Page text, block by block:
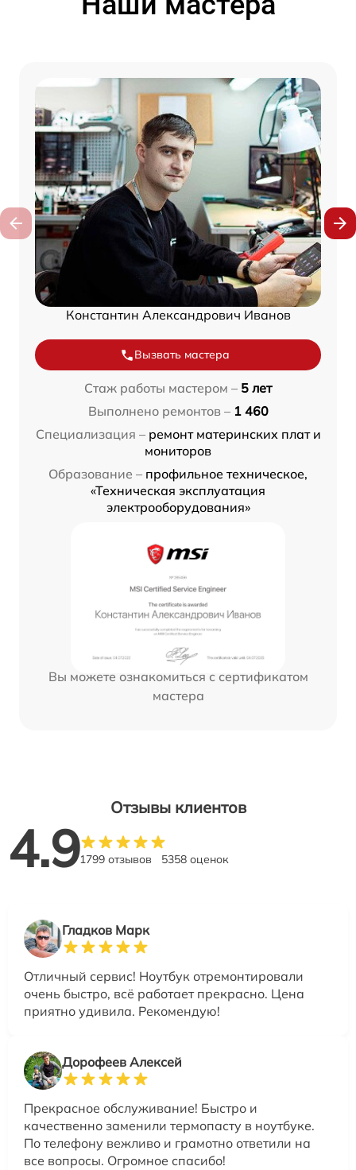
Константин Александрович Иванов
Вызвать мастера
Стаж работы мастером – 5 лет
Выполнено ремонтов – 1 460
Специализация – ремонт материнских плат и
мониторов
Образование – профильное техническое,
«Техническая эксплуатация
электрооборудования»
Вы можете ознакомиться с сертификатом
мастера
Отзывы клиентов
4.91799 отзывов 5358 оценок
Гладков Марк
Отличный сервис! Ноутбук отремонтировали
очень быстро, всё работает прекрасно. Цена
приятно удивила. Рекомендую!
Дорофеев Алексей
Прекрасное обслуживание! Быстро и
качественно заменили термопасту в ноутбуке.
По телефону вежливо и грамотно ответили на
все вопросы. Огромное спасибо!